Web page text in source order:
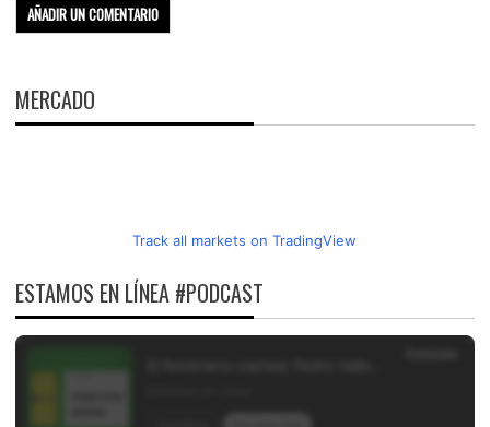
MERCADO
Track all markets on TradingView
ESTAMOS EN LÍNEA #PODCAST